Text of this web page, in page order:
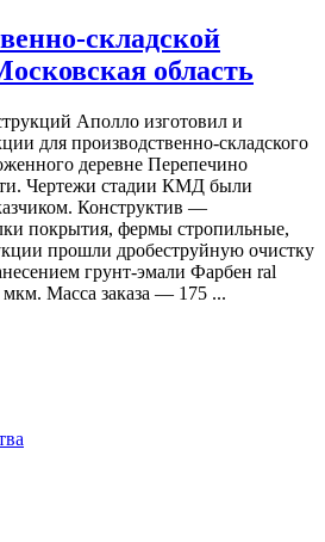
складской
область
Аполло изготовил и
для производственно-складского
деревне Перепечино
Чертежи стадии КМД были
Конструктив —
покрытия, фермы стропильные,
прошли дробеструйную очистку
грунт-эмали Фарбен ral
Масса заказа — 175 ...